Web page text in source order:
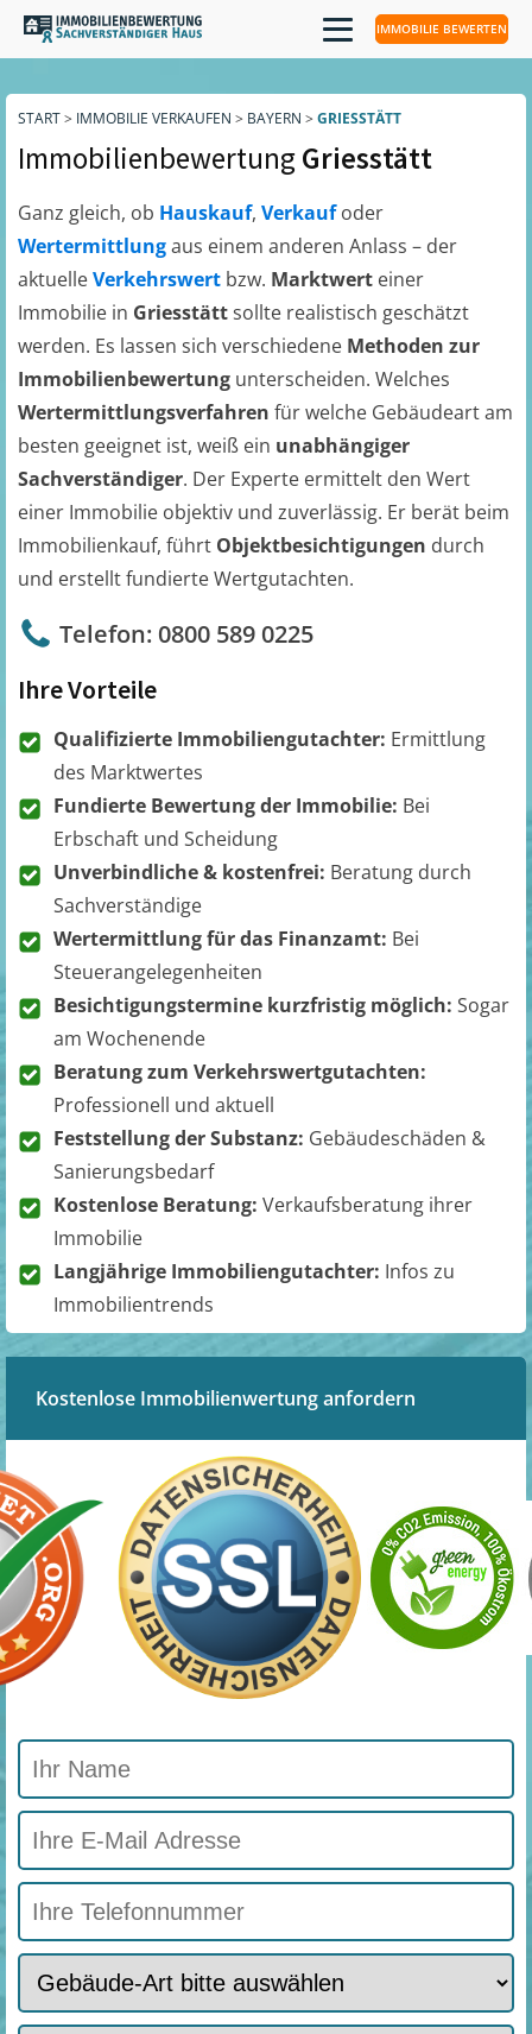
IMMOBILIE BEWERTEN
START> IMMOBILIE VERKAUFEN > BAYERN > GRIESSTÄTT
ImmobilienbewertungGriesstätt
Ganz gleich, ob Hauskauf, Verkaufoder
Wertermittlungaus einem anderen Anlass – der
aktuelleVerkehrswert bzw. Marktwert einer
Immobilie in Griesstättsollte realistisch geschätzt
werden. Es lassen sich verschiedene Methoden zur
Immobilienbewertung unterscheiden. Welches
Wertermittlungsverfahren für welche Gebäudeart am
besten geeignet ist, weiß ein unabhängiger
Sachverständiger. Der Experte ermittelt den Wert
einer Immobilie objektiv und zuverlässig. Er berät beim
Immobilienkauf, führt Objektbesichtigungen durch
und erstellt fundierte Wertgutachten.
Telefon: 0800 589 0225
Ihre Vorteile
Qualifizierte Immobiliengutachter: Ermittlung
des Marktwertes
Fundierte Bewertung der Immobilie: Bei
Erbschaft und Scheidung
Unverbindliche & kostenfrei: Beratung durch
Sachverständige
Wertermittlung für das Finanzamt: Bei
Steuerangelegenheiten
Besichtigungstermine kurzfristig möglich: Sogar
am Wochenende
Beratung zum Verkehrswertgutachten:
Professionell und aktuell
Feststellung der Substanz: Gebäudeschäden &
Sanierungsbedarf
Kostenlose Beratung: Verkaufsberatung ihrer
Immobilie
Langjährige Immobiliengutachter: Infos zu
Immobilientrends
Kostenlose Immobilienwertung anfordern